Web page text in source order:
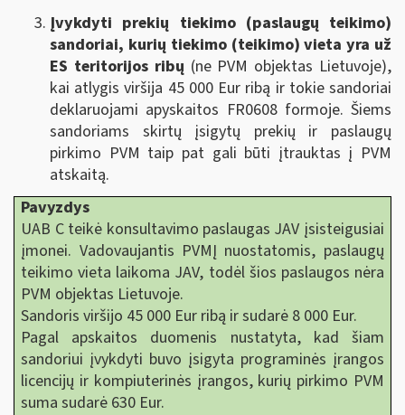
Įvykdyti prekių tiekimo (paslaugų teikimo)
sandoriai, kurių tiekimo (teikimo) vieta yra už
ES teritorijos ribų (ne PVM objektas Lietuvoje),
kai atlygis viršija 45 000 Eur ribą ir tokie sandoriai
deklaruojami apyskaitos FR0608 formoje. Šiems
sandoriams skirtų įsigytų prekių ir paslaugų
pirkimo PVM taip pat gali būti įtrauktas į PVM
atskaitą.
Pavyzdys
UAB C teikė konsultavimo paslaugas JAV įsisteigusiai
įmonei. Vadovaujantis PVMĮ nuostatomis, paslaugų
teikimo vieta laikoma JAV, todėl šios paslaugos nėra
PVM objektas Lietuvoje.
Sandoris viršijo 45 000 Eur ribą ir sudarė 8 000 Eur.
Pagal apskaitos duomenis nustatyta, kad šiam
sandoriui įvykdyti buvo įsigyta programinės įrangos
licencijų ir kompiuterinės įrangos, kurių pirkimo PVM
suma sudarė 630 Eur.